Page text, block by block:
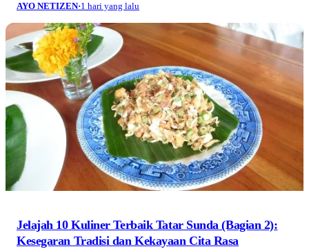
AYO NETIZEN·1 hari yang lalu
Jelajah 10 Kuliner Terbaik Tatar Sunda (Bagian 2):
Kesegaran Tradisi dan Kekayaan Cita Rasa